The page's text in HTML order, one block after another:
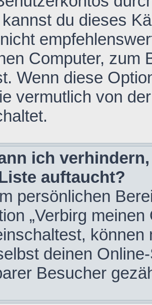
du dieses
Computer, zum
Wenn diese
vermutlich von
ich
auftaucht?
persönlichen
„Verbirg
deinen
Besucher